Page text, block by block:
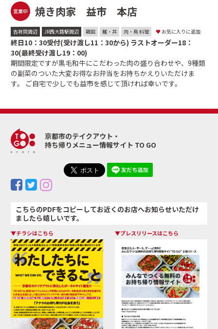
営業中 焼き肉家 益市 本店
吉祥院周辺 JR西大路駅周辺 韓国 麺・丼 肉・鳥 料理 ♥ お気に入りに追加
終日10：30受付(受け渡し11：30から) ラストオーダー18：
30(最終受け渡し19：00)
期間限定ですが黒毛和牛にこだわった肉の盛り合わせや、9種類
の副菜のついた大変お得なお弁当をお持ちかえりいただけま
す。 ご自宅で少しでも益市を感じて頂ければ幸いです。
京都市のテイクアウト・
持ち帰りメニュー情報サイト TO GO
こちらのPDFをコピーしてお近くのお店へお知らせいただけ
ましたら嬉しいです。
▼チラシはこちら ▼プレスリリースはこちら